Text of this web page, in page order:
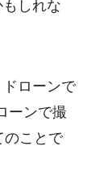
しれな
ローンで
ーンで撮
のことで